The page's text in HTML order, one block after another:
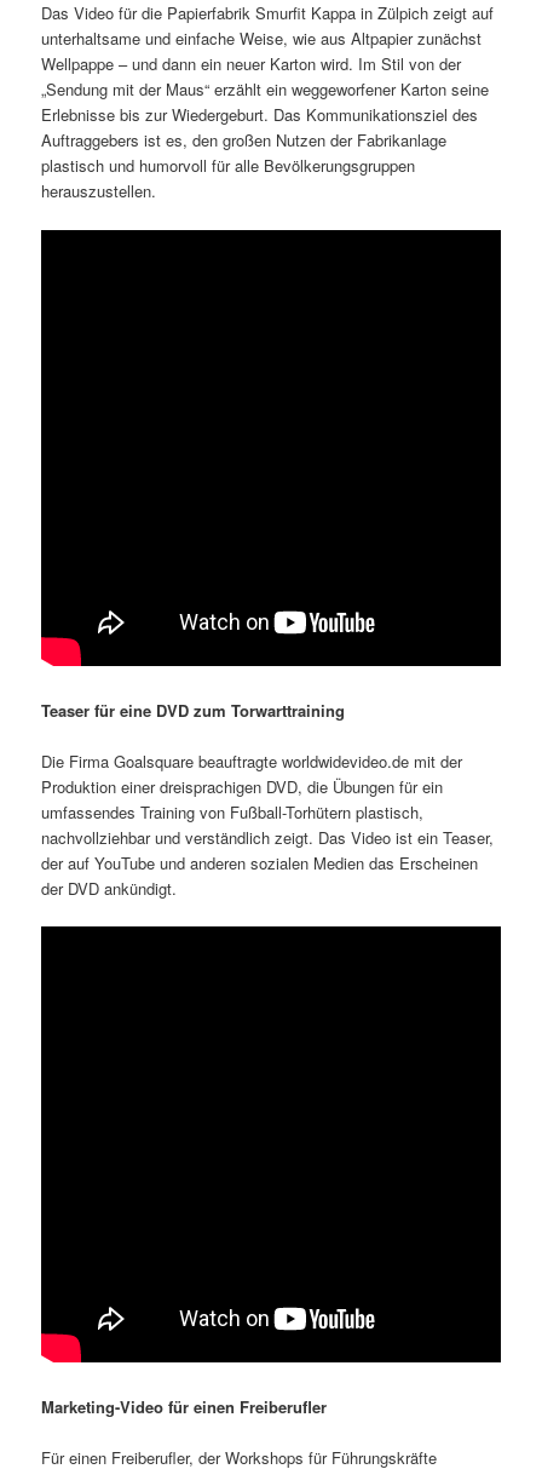
Das Video für die Papierfabrik Smurfit Kappa in Zülpich zeigt auf
unterhaltsame und einfache Weise, wie aus Altpapier zunächst
Wellpappe – und dann ein neuer Karton wird. Im Stil von der
„Sendung mit der Maus“ erzählt ein weggeworfener Karton seine
Erlebnisse bis zur Wiedergeburt. Das Kommunikationsziel des
Auftraggebers ist es, den großen Nutzen der Fabrikanlage
plastisch und humorvoll für alle Bevölkerungsgruppen
herauszustellen.
Teaser für eine DVD zum Torwarttraining
Die Firma Goalsquare beauftragte worldwidevideo.de mit der
Produktion einer dreisprachigen DVD, die Übungen für ein
umfassendes Training von Fußball-Torhütern plastisch,
nachvollziehbar und verständlich zeigt. Das Video ist ein Teaser,
der auf YouTube und anderen sozialen Medien das Erscheinen
der DVD ankündigt.
Marketing-Video für einen Freiberufler
Für einen Freiberufler, der Workshops für Führungskräfte